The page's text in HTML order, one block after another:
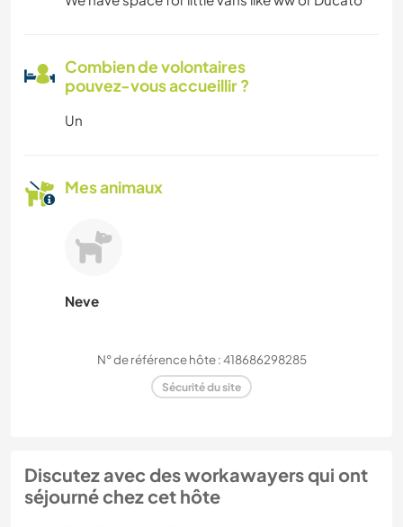
Combien de volontaires
pouvez-vous accueillir ?
Un
Mes animaux
Neve
N° de référence hôte : 418686298285
Sécurité du site
Discutez avec des workawayers qui ont
séjourné chez cet hôte